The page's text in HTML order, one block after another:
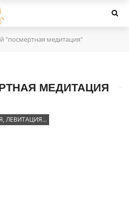
"посмертная медитация"
МЕДИТАЦИЯ
ЛЕВИТАЦИЯ…